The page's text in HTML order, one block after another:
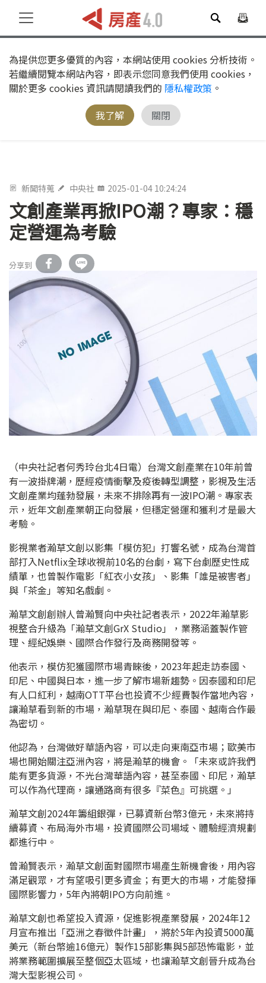
為提供您更多優質的內容，本網站使用 cookies 分析技術。
若繼續閱覽本網站內容，即表示您同意我們使用 cookies，
關於更多 cookies 資訊請閱讀我們的 隱私權政策 。
我了解
關閉
新聞特蒐 中央社 2025-01-04 10:24:24
文創產業再掀IPO潮？專家：穩
定營運為考驗
分享到
（中央社記者何秀玲台北4日電）台灣文創產業在10年前曾
有一波掛牌潮，歷經疫情衝擊及疫後轉型調整，影視及生活
文創產業均蓬勃發展，未來不排除再有一波IPO潮。專家表
示，近年文創產業朝正向發展，但穩定營運和獲利才是最大
考驗。
影視業者瀚草文創以影集「模仿犯」打響名號，成為台灣首
部打入Netflix全球收視前10名的台劇，寫下台劇歷史性成
績單，也曾製作電影「紅衣小女孩」、影集「誰是被害者」
與「茶金」等知名戲劇。
瀚草文創創辦人曾瀚賢向中央社記者表示，2022年瀚草影
視整合升級為「瀚草文創GrX Studio」，業務涵蓋製作管
理、經紀娛樂、國際合作發行及商務開發等。
他表示，模仿犯獲國際市場青睞後，2023年起走訪泰國、
印尼、中國與日本，進一步了解市場新趨勢。因泰國和印尼
有人口紅利，越南OTT平台也投資不少經費製作當地內容，
讓瀚草看到新的市場，瀚草現在與印尼、泰國、越南合作最
為密切。
他認為，台灣做好華語內容，可以走向東南亞市場；歐美市
場也開始關注亞洲內容，將是瀚草的機會。「未來或許我們
能有更多貨源，不光台灣華語內容，甚至泰國、印尼，瀚草
可以作為代理商，讓通路商有很多『菜色』可挑選。」
瀚草文創2024年籌組銀彈，已募資新台幣3億元，未來將持
續募資、布局海外市場，投資國際公司場域、體驗經濟規劃
都進行中。
曾瀚賢表示，瀚草文創面對國際市場產生新機會後，用內容
滿足觀眾，才有望吸引更多資金；有更大的市場，才能發揮
國際影響力，5年內將朝IPO方向前進。
瀚草文創也希望投入資源，促進影視產業發展，2024年12
月宣布推出「亞洲之春徵件計畫」，將於5年內投資5000萬
美元（新台幣逾16億元）製作15部影集與5部恐怖電影，並
將業務範圍擴展至整個亞太區域，也讓瀚草文創晉升成為台
灣大型影視公司。